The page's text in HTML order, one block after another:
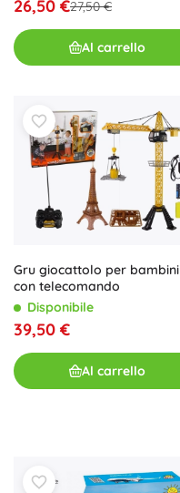
26,50 €27,50 €
Al carrello
Gru giocattolo per bambini
con telecomando
Disponibile
39,50 €
Al carrello